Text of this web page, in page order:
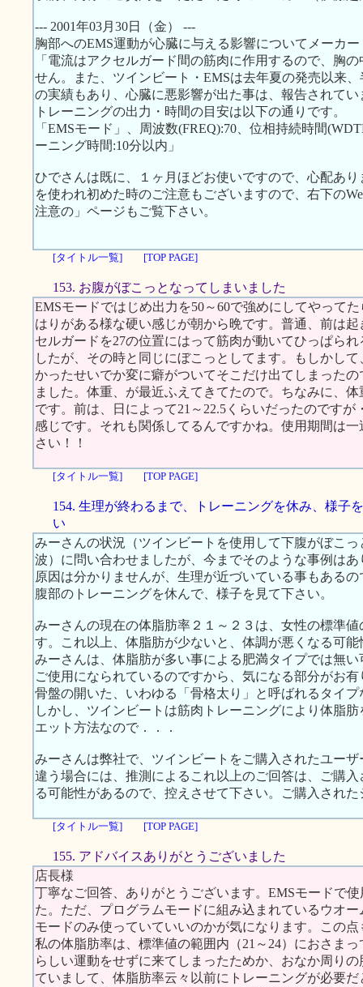
--- 2001年03月30日（金） ---
胸部へのEMS運動が心臓に与える影響についてメーカ
「電流はアクセルガード間の筋肉に作用するので、胸
せん。また、ツインビート・EMSは去年夏の発売以来
の実績もあり、心臓に悪影響が出た事は、報告されて
トレーニングの出力・時間の目安は以下の通りです。
「EMSモード」、周波数(FREQ):70、位相持続時間
ーニング時間:10分以内」
ひでさんは既に、１ヶ月ほどお使いですので、心配あ
を使われ初めた時のご注意もございますので、右下の
注意の」ページもご覧下さい。
[タイトル一覧] [TOP PAGE]
153. お腹がぼこっとなってしまいました
EMSモードではじめ出力を50～60で強めにしてやって
はりがある様な硬い感じが朝から晩です。普通、前は
セルガードを27の位置にはって筋肉が動いてひっぱら
したが、その時と同じにぼこっとしてます。もしかし
かったせいでか変に癖がついてそこだけ出てしまった
ました。体重、が最近ふえてきてたので。ちなみに、
です。前は、日によって21～22.5くらいだったのです
感じです。それも関係してるんですかね。使用期間は
さい！！
[タイトル一覧] [TOP PAGE]
154. 生理が終わるまで、トレーニングを休み、様子
い
みーさんの状況（ツインビートを使用して下腹がぼこ
波）に問い合わせましたが、今までそのような事例は
原因は分かりませんが、生理が近づいている事もある
腹部のトレーニングを休んで、様子を見て下さい。
みーさんの現在の体脂肪率２１～２３は、女性の標準
す。これ以上、体脂肪が少ないと、体調が悪くなる可
みーさんは、体脂肪が多い事による肥満タイプでは無
ご使用になられているのですから、気になる部分がお
骨盤の開いた、いわゆる「骨格太り」と呼ばれるタイ
しかし、ツインビートは筋肉トレーニングにより体脂
エット方法なので．．．
みーさんは弊社で、ツインビートをご購入されたユー
違う場合には、推測によるこれ以上のご回答は、ご購
る可能性があるので、控えさせて下さい。ご購入され
[タイトル一覧] [TOP PAGE]
155. アドバイスありがとうございました
店長様
丁寧なご回答、ありがとうございます。EMSモードで
た。ただ、プログラムモードに組み込まれているウオ
モードのみ使っていていいのかが気になります。この
私の体脂肪率は、標準値の範囲内（21～24）におさま
らしい運動をせずに来てしまったためか、おなか周り
ていまして、体脂肪率云々以前にトレーニングが必要